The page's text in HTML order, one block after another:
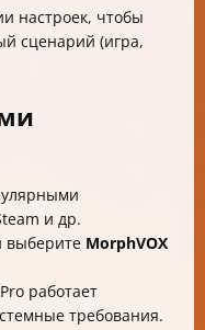
настроек, чтобы
сценарий (игра,
и др.
выберите MorphVOX
работает
требования.